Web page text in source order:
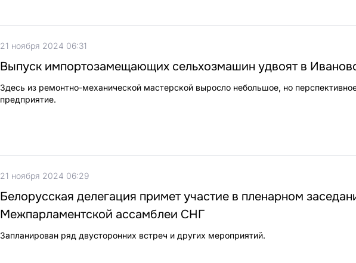
21 ноября 2024 06:31
Выпуск импортозамещающих сельхозмашин удвоят в
Здесь из ремонтно-механической мастерской выросло небольшое, но
предприятие.
21 ноября 2024 06:29
Белорусская делегация примет участие в пленарном
Межпарламентской ассамблеи СНГ
Запланирован ряд двусторонних встреч и других мероприятий.